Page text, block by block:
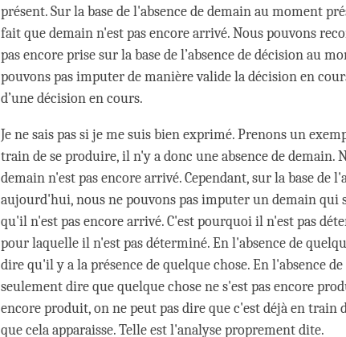
présent. Sur la base de l'absence de demain au moment
fait que demain n'est pas encore arrivé. Nous pouvons
pas encore prise sur la base de l’absence de décision au
pouvons pas imputer de manière valide la décision en
d’une décision en cours.
Je ne sais pas si je me suis bien exprimé. Prenons un
train de se produire, il n'y a donc une absence de demain.
demain n'est pas encore arrivé. Cependant, sur la base de
aujourd'hui, nous ne pouvons pas imputer un demain qui
qu'il n'est pas encore arrivé. C'est pourquoi il n'est pas
pour laquelle il n'est pas déterminé. En l'absence de
dire qu'il y a la présence de quelque chose. En l'absence
seulement dire que quelque chose ne s'est pas encore
encore produit, on ne peut pas dire que c'est déjà en train
que cela apparaisse. Telle est l'analyse proprement dite.